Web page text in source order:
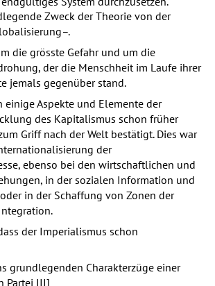
Zweck der Theorie von der
die grösste Gefahr und um die
der die Menschheit im Laufe ihrer
jemals gegenüber stand.
einige Aspekte und Elemente der
des Kapitalismus schon früher
Griff nach der Welt bestätigt. Dies war
der
ebenso bei den wirtschaftlichen und
in der sozialen Information und
in der Schaffung von Zonen der
der Imperialismus schon
grundlegenden Charakterzüge einer
Partei III]